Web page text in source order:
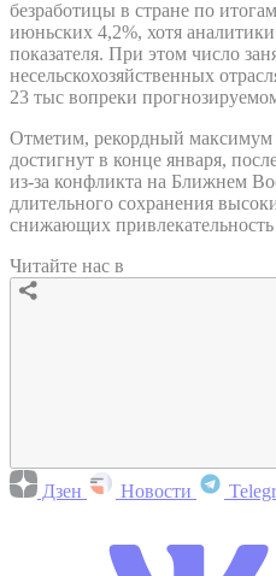
безработицы в стране по
июньских 4,2%, хотя
показателя. При этом число
несельскохозяйственных
23 тыс вопреки
Отметим, рекордный
достигнут в конце января,
из-за конфликта на Ближнем
длительного сохранения
снижающих привлекательность
Читайте нас в
Дзен Новости